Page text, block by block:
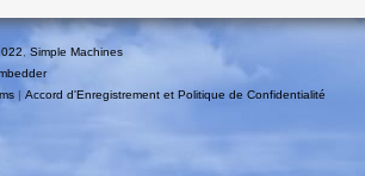
Simple Machines
| Accord d'Enregistrement et Politique de Confidentialité